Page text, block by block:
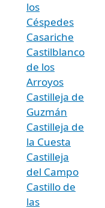
los
Céspedes
Casariche
Castilblanco
de los
Arroyos
Castilleja de
Guzmán
Castilleja de
la Cuesta
Castilleja
del Campo
Castillo de
las